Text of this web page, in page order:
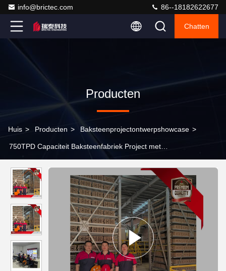
info@brictec.com 86--18182622677
Chatten
Producten
Huis > Producten > Baksteenprojectontwerpshowcase >
750TPD Capaciteit Baksteenfabriek Project met
Productielijn